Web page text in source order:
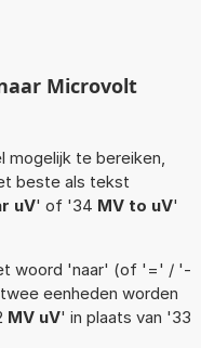
Microvolt
te bereiken,
beste als tekst
uV' of '34 MV to uV'
woord 'naar' (of '=' / '-
eenheden worden
MV uV' in plaats van '33